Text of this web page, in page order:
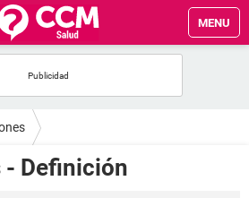
MENU
Definición